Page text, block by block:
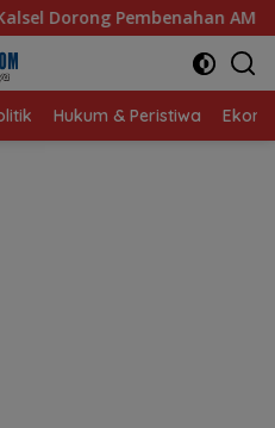
Hasanuddin Ketua
Hukum & Peristiwa